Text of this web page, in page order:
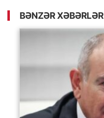
BƏNZƏR XƏBƏRLƏR